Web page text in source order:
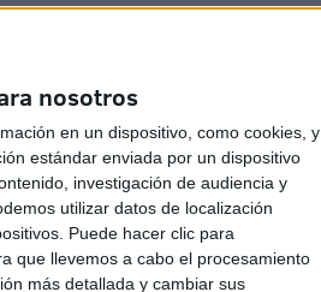
nosotros
en un dispositivo, como cookies, y
estándar enviada por un dispositivo
investigación de audiencia y
utilizar datos de localización
Puede hacer clic para
que llevemos a cabo el procesamiento
más detallada y cambiar sus
a
de
a más
un